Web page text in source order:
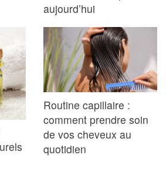
aujourd’hui
Routine capillaire :
comment prendre soin
de vos cheveux au
quotidien